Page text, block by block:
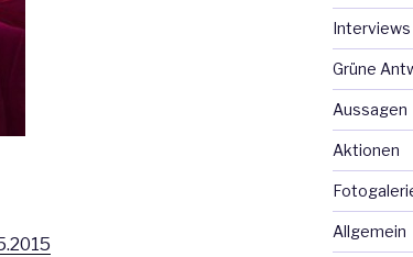
Interviews
Grüne
Aussagen
Aktionen
Allgemein